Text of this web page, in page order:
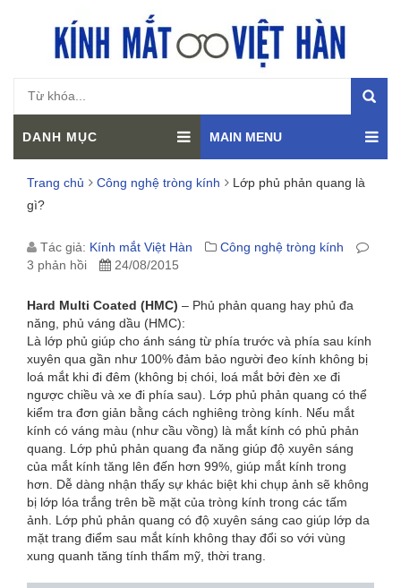
DANH MỤC MAIN MENU
Trang chủ Công nghệ tròng kính
Lớp phủ phản quang là
gì?
LỚP
PHẢN
QUANG
LÀ
GÌ?
Tác giả: Kính mắt Việt Hàn
Công nghệ tròng kính
3 phản hồi
24/08/2015
Hard Multi Coated (HMC) – Phủ phản quang hay phủ đa
năng, phủ váng dầu (HMC):
Là lớp phủ giúp cho ánh sáng từ phía trước và phía sau kính
xuyên qua gần như 100% đảm bảo người đeo kính không bị
loá mắt khi đi đêm (không bị chói, loá mắt bởi đèn xe đi
ngược chiều và xe đi phía sau). Lớp phủ phản quang có thể
kiểm tra đơn giản bằng cách nghiêng tròng kính. Nếu mắt
kính có váng màu (như cầu vồng) là mắt kính có phủ phản
quang. Lớp phủ phản quang đa năng giúp độ xuyên sáng
của mắt kính tăng lên đến hơn 99%, giúp mắt kính trong
hơn. Dễ dàng nhận thấy sự khác biệt khi chụp ảnh sẽ không
bị lớp lóa trắng trên bề mặt của tròng kính trong các tấm
ảnh. Lớp phủ phản quang có độ xuyên sáng cao giúp lớp da
mặt trang điểm sau mắt kính không thay đổi so với vùng
xung quanh tăng tính thẩm mỹ, thời trang.